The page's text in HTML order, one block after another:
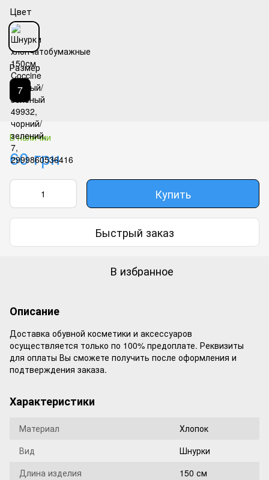
Цвет
Размер
7
В наличии
60 грн
Купить
Быстрый заказ
В избранное
Описание
Доставка обувной косметики и аксессуаров
осуществляется только по 100% предоплате. Реквизиты
для оплаты Вы сможете получить после оформления и
подтверждения заказа.
Характеристики
Материал
Хлопок
Вид
Шнурки
Длина изделия
150 см